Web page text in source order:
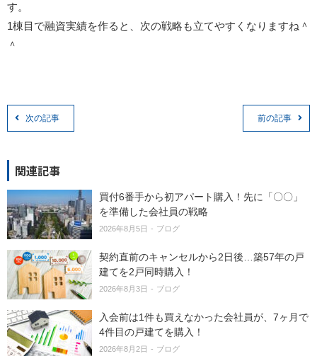
す。
1棟目で融資実績を作ると、次の戦略も立てやすくなりますね＾
＾
前の記事
次の記事
関連記事
買付6番手から初アパート購入！先に「〇〇」
を準備した会社員の戦略
2026年8月5日 ブログ
契約直前のキャンセルから2日後…築57年の戸
建てを2戸同時購入！
2026年8月3日 ブログ
入会前は1件も買えなかった会社員が、7ヶ月で
4件目の戸建てを購入！
2026年8月2日 ブログ